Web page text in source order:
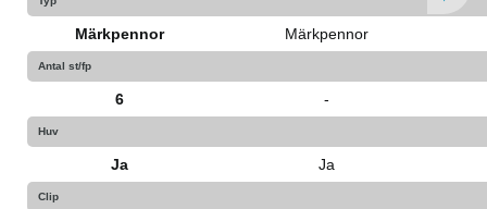
Märkpennor Märkpennor
Antal st/fp
6 -
Huv
Ja Ja
Clip